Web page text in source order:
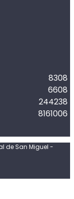
8308
6608
244238
8161006
de San Miguel -